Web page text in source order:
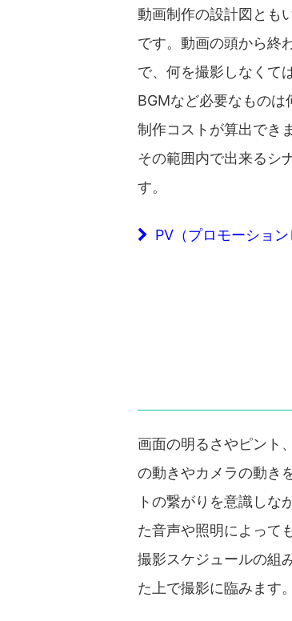
動画制作の設計図とも
です。動画の頭から終
で、何を撮影しなくて
BGMなど必要なものは
制作コストが算出でき
その範囲内で出来るシ
す。
PV（プロモーション
画面の明るさやピント
の動きやカメラの動き
トの繋がりを意識しな
た音声や照明によって
撮影スケジュールの組
た上で撮影に臨みます。